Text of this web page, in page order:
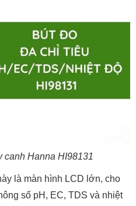
canh Hanna HI98131
là màn hình LCD lớn, cho
số pH, EC, TDS và nhiệt